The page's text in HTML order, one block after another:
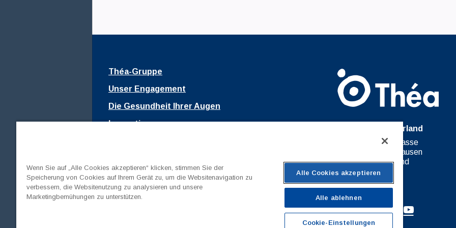
Théa Switzerland
27 Moserstrasse
8200 Schaffhausen
Switzerland
Théa-Gruppe
Unser Engagement
Die Gesundheit Ihrer Augen
Innovationen
Medien
Wenn Sie auf „Alle Cookies akzeptieren“ klicken, stimmen Sie der
Speicherung von Cookies auf Ihrem Gerät zu, um die Websitenavigation zu
verbessern, die Websitenutzung zu analysieren und unsere
Marketingbemühungen zu unterstützen.
Alle Cookies akzeptieren
Alle ablehnen
Cookie-Einstellungen